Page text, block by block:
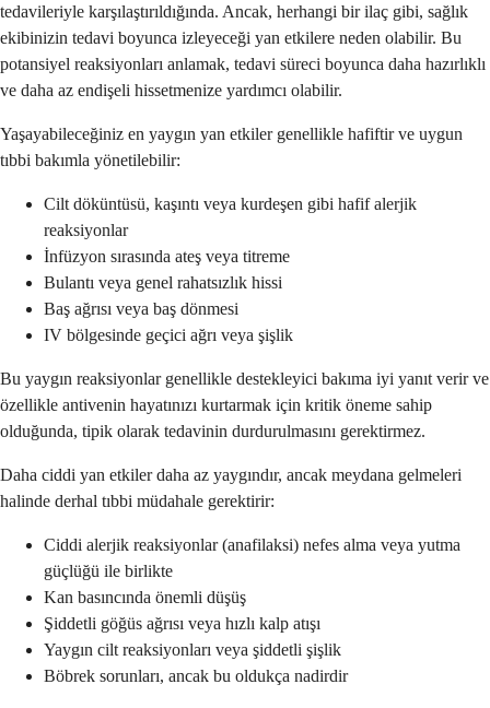
tedavileriyle karşılaştırıldığında. Ancak, herhangi bir ilaç gibi, sağlık
ekibinizin tedavi boyunca izleyeceği yan etkilere neden olabilir. Bu
potansiyel reaksiyonları anlamak, tedavi süreci boyunca daha hazırlıklı
ve daha az endişeli hissetmenize yardımcı olabilir.
Yaşayabileceğiniz en yaygın yan etkiler genellikle hafiftir ve uygun
tıbbi bakımla yönetilebilir:
Cilt döküntüsü, kaşıntı veya kurdeşen gibi hafif alerjik
reaksiyonlar
İnfüzyon sırasında ateş veya titreme
Bulantı veya genel rahatsızlık hissi
Baş ağrısı veya baş dönmesi
IV bölgesinde geçici ağrı veya şişlik
Bu yaygın reaksiyonlar genellikle destekleyici bakıma iyi yanıt verir ve
özellikle antivenin hayatınızı kurtarmak için kritik öneme sahip
olduğunda, tipik olarak tedavinin durdurulmasını gerektirmez.
Daha ciddi yan etkiler daha az yaygındır, ancak meydana gelmeleri
halinde derhal tıbbi müdahale gerektirir:
Ciddi alerjik reaksiyonlar (anafilaksi) nefes alma veya yutma
güçlüğü ile birlikte
Kan basıncında önemli düşüş
Şiddetli göğüs ağrısı veya hızlı kalp atışı
Yaygın cilt reaksiyonları veya şiddetli şişlik
Böbrek sorunları, ancak bu oldukça nadirdir